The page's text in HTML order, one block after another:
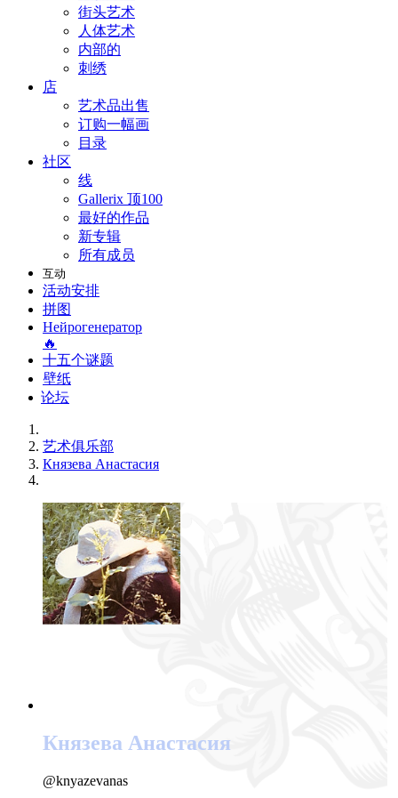
街头艺术
人体艺术
内部的
刺绣
店
艺术品出售
订购一幅画
目录
社区
线
Gallerix 顶100
最好的作品
新专辑
所有成员
互动
活动安排
拼图
Нейрогенератор
🔥
十五个谜题
壁纸
论坛
艺术俱乐部
Князева Анастасия
Князева Анастасия
@knyazevanas